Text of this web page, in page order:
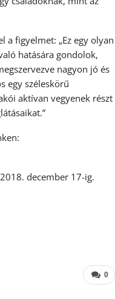
a figyelmet: „Ez egy olyan
hatására gondolok,
nagyon jó és
egy széleskörű
aktívan vegyenek részt
december 17-ig.
0